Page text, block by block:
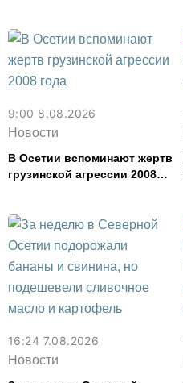
9:00 8.08.2026
Новости
В Осетии вспоминают жертв
грузинской агрессии 2008
16:24 7.08.2026
Новости